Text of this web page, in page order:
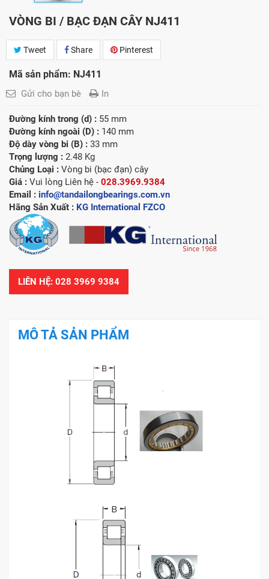
VÒNG BI / BẠC ĐẠN CÂY NJ411
Tweet Share Pinterest
Mã sản phẩm: NJ411
Gửi cho bạn bè In
Đường kính trong (d) : 55 mm
Đường kính ngoài (D) : 140 mm
Độ dày vòng bi (B) : 33 mm
Trọng lượng : 2.48 Kg
Chủng Loại : Vòng bi (bạc đạn) cây
Giá : Vui lòng Liên hệ - 028.3969.9384
Email : info@tandailongbearings.com.vn
Hãng Sản Xuất : KG International FZCO
LIÊN HỆ: 028 3969 9384
MÔ TẢ SẢN PHẨM